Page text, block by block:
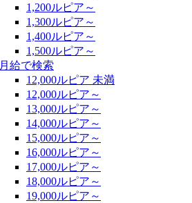
1,200ルピア～
1,300ルピア～
1,400ルピア～
1,500ルピア～
月給で検索
12,000ルピア 未満
12,000ルピア～
13,000ルピア～
14,000ルピア～
15,000ルピア～
16,000ルピア～
17,000ルピア～
18,000ルピア～
19,000ルピア～